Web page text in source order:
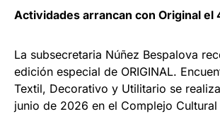
Actividades arrancan con Original el
La subsecretaria Núñez Bespalova
edición especial de ORIGINAL.
Textil, Decorativo y Utilitario se
junio de 2026 en el Complejo Cultural